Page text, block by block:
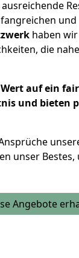
und
haben
die
auf ein
und bieten
unser Bestes,
Angebote